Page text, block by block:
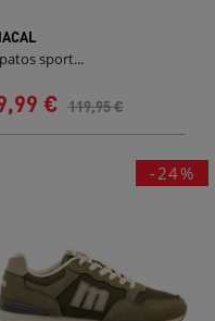
sport...
€ 119,95 €
-24%